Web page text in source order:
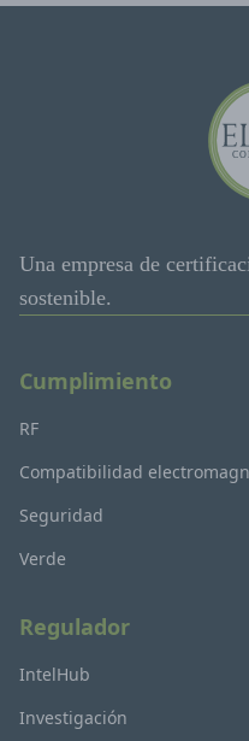
Una empresa de
sostenible.
Cumplimiento
RF
Compatibilidad
Seguridad
Verde
Regulador
IntelHub
Investigación